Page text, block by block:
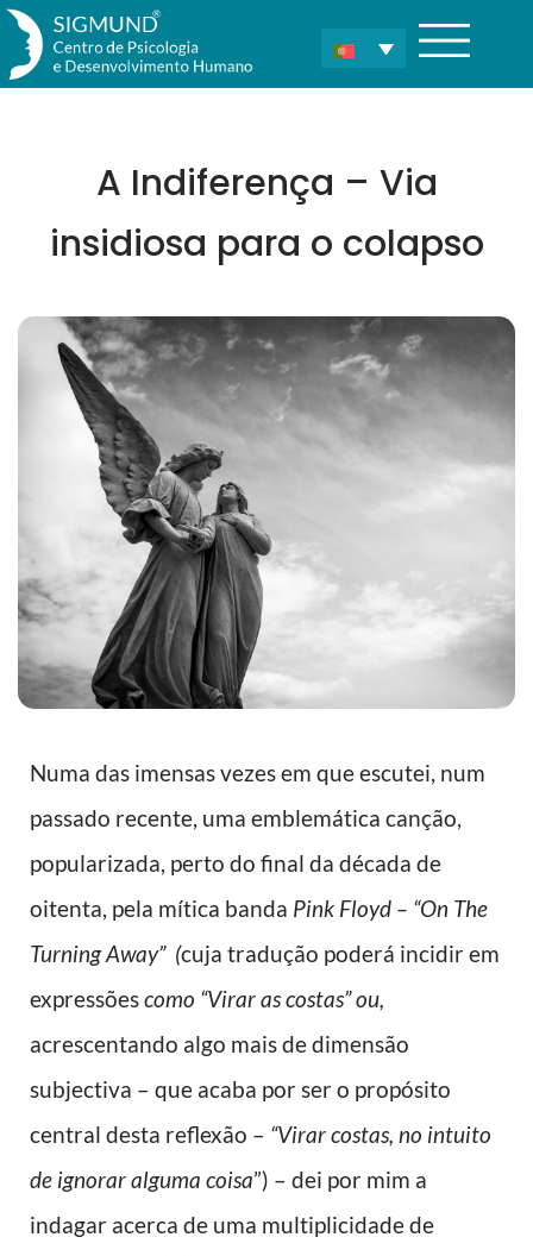
A Indiferença – Via
insidiosa para o colapso
Numa das imensas vezes em que escutei, num
passado recente, uma emblemática canção,
popularizada, perto do final da década de
oitenta, pela mítica banda Pink Floyd – “On The
Turning Away” (cuja tradução poderá incidir em
expressõescomo “Virar as costas” ou,
acrescentando algo mais de dimensão
subjectiva – que acaba por ser o propósito
central desta reflexão – “Virar costas, no intuito
de ignorar alguma coisa”) – dei por mim a
indagar acerca de uma multiplicidade de